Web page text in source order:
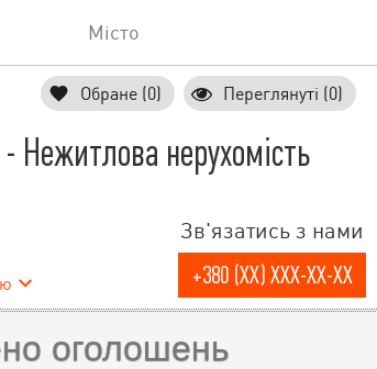
Місто
Обране (0) Переглянуті (0)
Нежитлова нерухомість
Зв'язатись з нами
+380 (XX) XXX-XX-XX
оголошень